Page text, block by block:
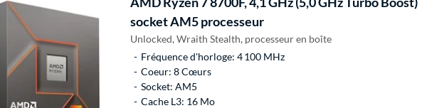
socket AM5 processeur
Unlocked, Wraith Stealth, processeur en boîte
Fréquence d'horloge: 4 100 MHz
Coeur: 8 Cœurs
Socket: AM5
Cache L3: 16 Mo